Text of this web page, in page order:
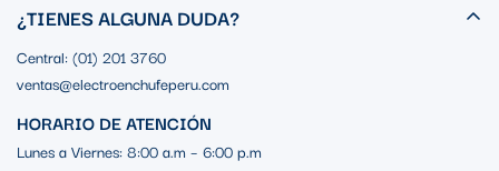
¿TIENES ALGUNA DUDA?
Central: (01) 201 3760
ventas@electroenchufeperu.com
HORARIO DE ATENCIÓN
Lunes a Viernes: 8:00 a.m – 6:00 p.m